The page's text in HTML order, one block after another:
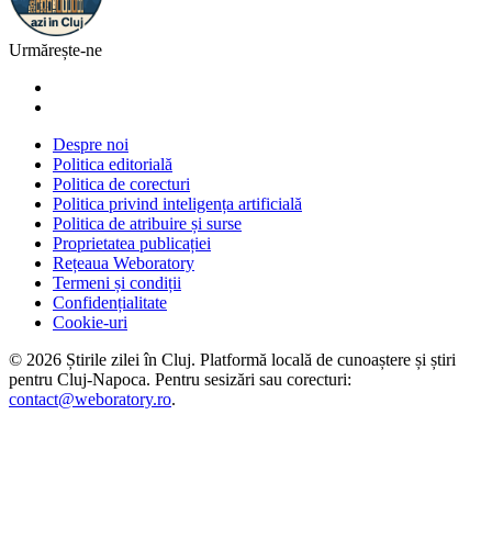
Urmărește-ne
Despre noi
Politica editorială
Politica de corecturi
Politica privind inteligența artificială
Politica de atribuire și surse
Proprietatea publicației
Rețeaua Weboratory
Termeni și condiții
Confidențialitate
Cookie-uri
© 2026 Știrile zilei în Cluj. Platformă locală de cunoaștere și știri
pentru Cluj-Napoca. Pentru sesizări sau corecturi:
contact@weboratory.ro.